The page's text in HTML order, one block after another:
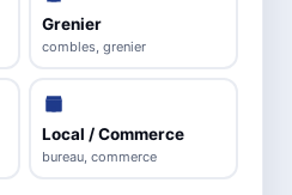
Grenier
combles, grenier
Local / Commerce
bureau, commerce